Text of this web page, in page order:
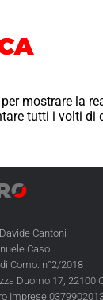
mostrare la
tutti i volti di
Cantoni
Caso
Como: n°2/2018
Duomo 17, 22100
Imprese